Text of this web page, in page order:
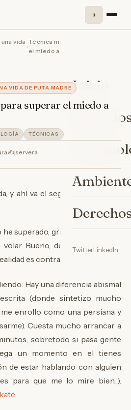
◑
Inicio
Sobre
TwitterLinkedIn
vida
›
Técnica macabra para superar
el miedo a volar
VIDA DE PUTA MADRE
superar el miedo a
TÉCNICAS
✍️jservera
y ahí va el segundo vídeo para
he superado, gracias una técnica
Bueno, de milenaria tiene
es contraproducente.
Hay una diferencia abismal
(donde sintetizo mucho
enrollo como una persiana y
Cuesta mucho arrancar a
sobretodo si pasa gente
un momento en el tienes
de estar hablando con alguien
para que me lo mire bien...).